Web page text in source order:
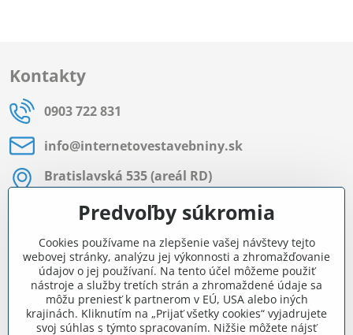
Kontakty
0903 722 831
info​@internetovestavebniny​.sk
Bratislavská 535 (areál RD)
Most pri Bratislave
Pon - Pia 8:00 - 11:30 a 12:15 - 15:30
Facebook
Navigácia
Predvoľby súkromia
Cookies používame na zlepšenie vašej návštevy tejto
webovej stránky, analýzu jej výkonnosti a zhromažďovanie
údajov o jej používaní. Na tento účel môžeme použiť
nástroje a služby tretích strán a zhromaždené údaje sa
môžu preniesť k partnerom v EÚ, USA alebo iných
krajinách. Kliknutím na „Prijať všetky cookies“ vyjadrujete
svoj súhlas s týmto spracovaním. Nižšie môžete nájsť